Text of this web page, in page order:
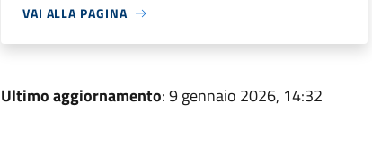
VAI ALLA PAGINA
Ultimo aggiornamento: 9 gennaio 2026, 14:32